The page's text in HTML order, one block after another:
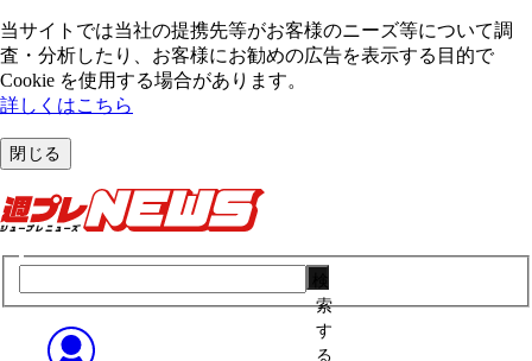
当サイトでは当社の提携先等がお客様のニーズ等について調
査・分析したり、お客様にお勧めの広告を表⽰する⽬的で
Cookie を使⽤する場合があります。
詳しくはこちら
閉じる
索
す
る